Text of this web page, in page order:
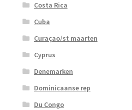
Costa Rica
Cuba
Curaçao/st maarten
Cyprus
Denemarken
Dominicaanse rep
Du Congo